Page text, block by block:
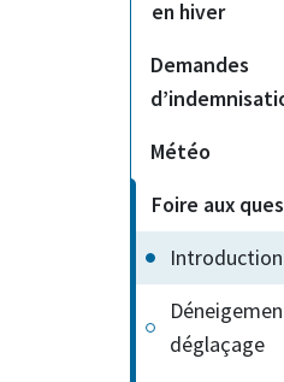
en hiver
Demandes
Météo
Foire aux
Introduction
déglaçage